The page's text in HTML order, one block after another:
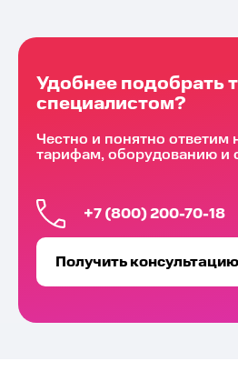
Удобнее подобрать
специалистом?
Честно и понятно ответим
тарифам, оборудованию и
+7 (800) 200-70-18
Получить консультацию